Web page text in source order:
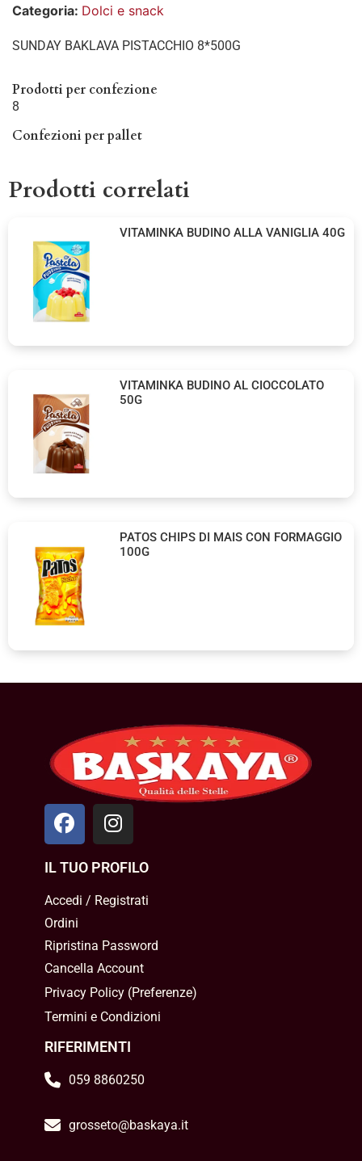
Categoria: Dolci e snack
SUNDAY BAKLAVA PISTACCHIO 8*500G
Prodotti per confezione
8
Confezioni per pallet
Prodotti correlati
VITAMINKA BUDINO ALLA VANIGLIA 40G
VITAMINKA BUDINO AL CIOCCOLATO
50G
PATOS CHIPS DI MAIS CON FORMAGGIO
100G
IL TUO PROFILO
Accedi / Registrati
Ordini
Ripristina Password
Cancella Account
Privacy Policy(Preferenze)
Termini e Condizioni
RIFERIMENTI
059 8860250
grosseto@baskaya.it